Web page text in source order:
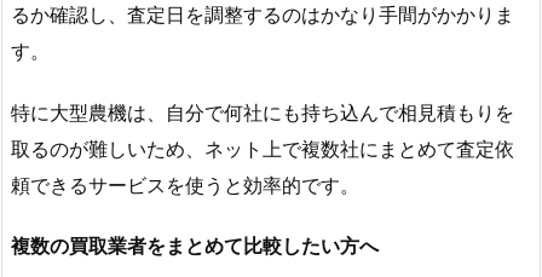
るか確認し、査定日を調整するのはかなり手間がかかりま
す。
特に大型農機は、自分で何社にも持ち込んで相見積もりを
取るのが難しいため、ネット上で複数社にまとめて査定依
頼できるサービスを使うと効率的です。
複数の買取業者をまとめて比較したい方へ